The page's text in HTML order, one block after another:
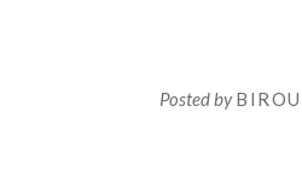
Posted by